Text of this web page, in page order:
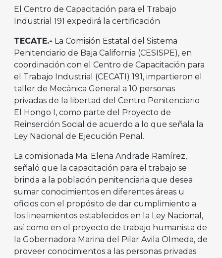
El Centro de Capacitación para el Trabajo
Industrial 191 expedirá la certificación
TECATE.- La Comisión Estatal del Sistema
Penitenciario de Baja California (CESISPE), en
coordinación con el Centro de Capacitación para
el Trabajo Industrial (CECATI) 191, impartieron el
taller de Mecánica General a 10 personas
privadas de la libertad del Centro Penitenciario
El Hongo I, como parte del Proyecto de
Reinserción Social de acuerdo a lo que señala la
Ley Nacional de Ejecución Penal.
La comisionada Ma. Elena Andrade Ramírez,
señaló que la capacitación para el trabajo se
brinda a la población penitenciaria que desea
sumar conocimientos en diferentes áreas u
oficios con el propósito de dar cumplimiento a
los lineamientos establecidos en la Ley Nacional,
así como en el proyecto de trabajo humanista de
la Gobernadora Marina del Pilar Avila Olmeda, de
proveer conocimientos a las personas privadas